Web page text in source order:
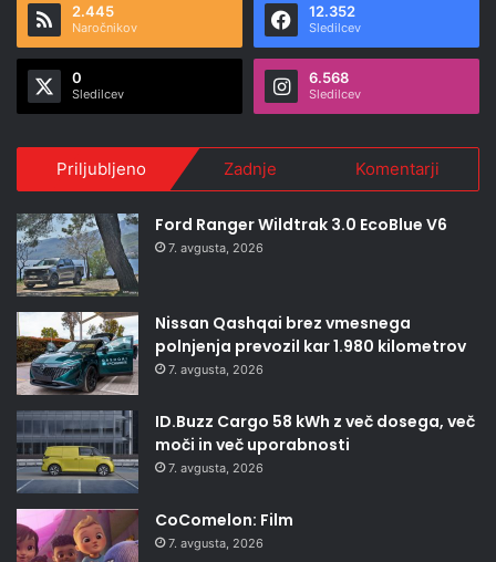
2.445
Naročnikov
12.352
Sledilcev
0
Sledilcev
6.568
Sledilcev
Priljubljeno Zadnje Komentarji
Ford Ranger Wildtrak 3.0 EcoBlue V6
7. avgusta, 2026
Nissan Qashqai brez vmesnega
polnjenja prevozil kar 1.980 kilometrov
7. avgusta, 2026
ID.Buzz Cargo 58 kWh z več dosega, več
moči in več uporabnosti
7. avgusta, 2026
CoComelon: Film
7. avgusta, 2026